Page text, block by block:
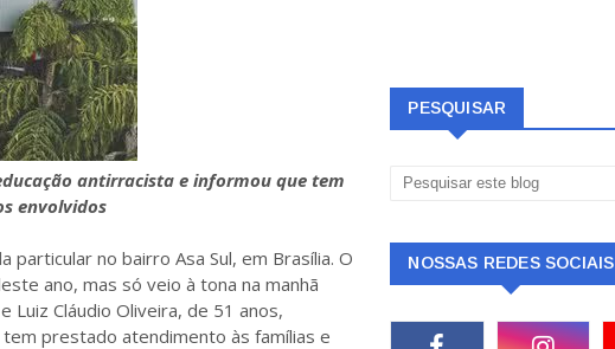
antirracista e informou que tem
envolvidos
no bairro Asa Sul, em Brasília. O
ano, mas só veio à tona na manhã
Luiz Cláudio Oliveira, de 51 anos,
prestado atendimento às famílias e
PESQUISAR
NOSSAS REDES SOCIAIS